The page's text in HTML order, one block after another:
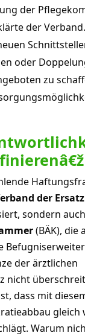
der
der
oder
zu
der
sondern
(BÄK), die
der ärztlichen
nicht
dass mit
gleich
Warum